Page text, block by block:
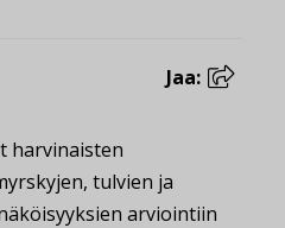
Jaa:
harvinaisten
tulvien ja
arviointiin